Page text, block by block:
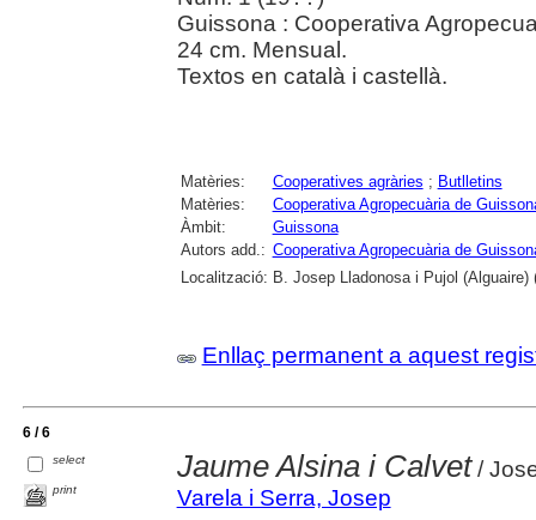
Guissona : Cooperativa
24 cm. Mensual.
Textos en català i castellà.
Matèries: Cooperatives agràries ; Butlletins
Matèries:
Cooperativa Agropecuària de
Àmbit:
Guissona
Autors add.: Cooperativa Agropecuària de
Localització: B. Josep Lladonosa i Pujol (Alguaire)
Enllaç permanent a aquest
6 / 6
select
print
Jaume Alsina i Calvet/
Varela i Serra, Josep